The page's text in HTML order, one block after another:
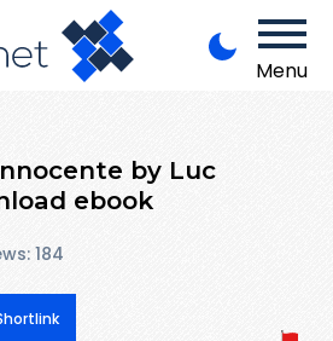
Menu
by Luc
ebook
184